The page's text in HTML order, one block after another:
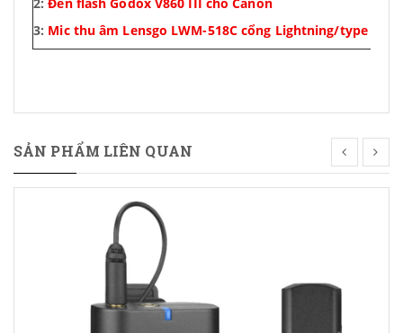
3: Mic thu âm Lensgo LWM-518C cổng Lightning/type C
SẢN PHẨM LIÊN QUAN